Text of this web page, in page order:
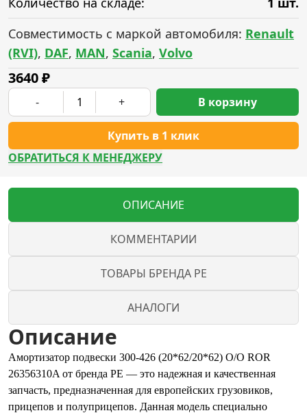
Совместимость с маркой автомобиля: Renault
(RVI), DAF, MAN, Scania, Volvo
3640₽
- +
Купить в 1 клик
В корзину
ОБРАТИТЬСЯ К МЕНЕДЖЕРУ
ОПИСАНИЕ
КОММЕНТАРИИ
ТОВАРЫ БРЕНДА PE
АНАЛОГИ
Описание
Амортизатор подвески 300-426 (20*62/20*62) O/O ROR
26356310A от бренда PE — это надежная и качественная
запчасть, предназначенная для европейских грузовиков,
прицепов и полуприцепов. Данная модель специально